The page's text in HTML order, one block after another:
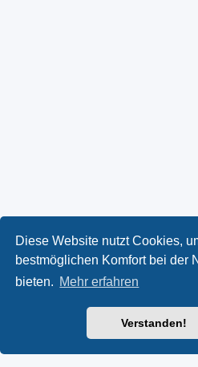
Diese Website nutzt Cookies,
bestmöglichen Komfort bei der
bieten. Mehr erfahren
Verstanden!